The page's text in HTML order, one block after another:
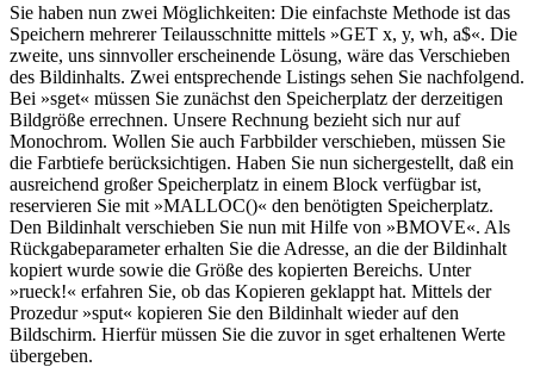
Sie haben nun zwei Möglichkeiten: Die einfachste Methode ist das
Speichern mehrerer Teilausschnitte mittels »GET x, y, wh, a$«. Die
zweite, uns sinnvoller erscheinende Lösung, wäre das Verschieben
des Bildinhalts. Zwei entsprechende Listings sehen Sie nachfolgend.
Bei »sget« müssen Sie zunächst den Speicherplatz der derzeitigen
Bildgröße errechnen. Unsere Rechnung bezieht sich nur auf
Monochrom. Wollen Sie auch Farbbilder verschieben, müssen Sie
die Farbtiefe berücksichtigen. Haben Sie nun sichergestellt, daß ein
ausreichend großer Speicherplatz in einem Block verfügbar ist,
reservieren Sie mit »MALLOC()« den benötigten Speicherplatz.
Den Bildinhalt verschieben Sie nun mit Hilfe von »BMOVE«. Als
Rückgabeparameter erhalten Sie die Adresse, an die der Bildinhalt
kopiert wurde sowie die Größe des kopierten Bereichs. Unter
»rueck!« erfahren Sie, ob das Kopieren geklappt hat. Mittels der
Prozedur »sput« kopieren Sie den Bildinhalt wieder auf den
Bildschirm. Hierfür müssen Sie die zuvor in sget erhaltenen Werte
übergeben.